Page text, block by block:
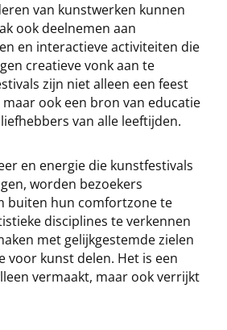
van kunstwerken kunnen
ook deelnemen aan
en interactieve activiteiten die
creatieve vonk aan te
zijn niet alleen een feest
ook een bron van educatie
van alle leeftijden.
en energie die kunstfestivals
worden bezoekers
buiten hun comfortzone te
disciplines te verkennen
met gelijkgestemde zielen
voor kunst delen. Het is een
vermaakt, maar ook verrijkt